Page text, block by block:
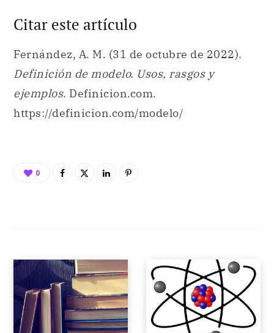
ejemplos. Definicion.com.
0
POST ANTERIOR
EMPIRISMO
POST SIGUIENTE
MOL